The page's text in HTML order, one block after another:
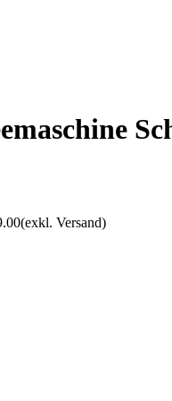
(exkl. Versand)